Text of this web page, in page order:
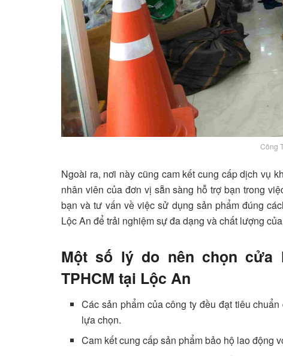
Công
Ngoài ra, nơi này cũng cam kết cung cấp dịch vụ
nhân viên của đơn vị sẵn sàng hỗ trợ bạn trong
bạn và tư vấn về việc sử dụng sản phẩm đúng
Lộc An để trải nghiệm sự đa dạng và chất lượng
Một số lý do nên chọn cửa
TPHCM tại Lộc An
Các sản phẩm của công ty đều đạt tiêu
lựa chọn.
Cam kết cung cấp sản phẩm bảo hộ lao động